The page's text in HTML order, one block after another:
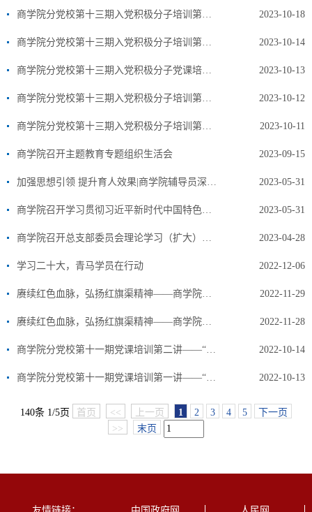
商学院分党校第十三期入党积极分子培训第六讲——国际形势和社会热点问题 2023-10-18
商学院分党校第十三期入党积极分子培训第四讲——守纪律，讲规矩，做新时代优秀大学生 2023-10-14
商学院分党校第十三期入党积极分子党课培训第三讲——中国特色社会主义宗教理论、党的宗教政策和法律法规 2023-10-13
商学院分党校第十三期入党积极分子培训第二讲——坚定理想信念 不忘入党初心 2023-10-12
商学院分党校第十三期入党积极分子培训第一讲——自立自强 人才强国 服务地方经济建设 2023-10-11
商学院召开主题教育专题组织生活会 2023-09-15
加强思想引领 提升育人效果|商学院辅导员深入班级开展“微思政课” 2023-05-31
商学院召开学习贯彻习近平新时代中国特色社会主义思想主题教育会议 2023-05-31
商学院召开总支部委员会理论学习（扩大）会议 2023-04-28
学习二十大，青马学员在行动 2022-12-06
赓续红色血脉，弘扬红旗渠精神——商学院教工党支部召开专题组织生活会 2022-11-29
赓续红色血脉，弘扬红旗渠精神——商学院党总支学生党支部召开专题组织生活会 2022-11-28
商学院分党校第十一期党课培训第二讲——“党的基本知识、入党手续和程序” 2022-10-14
商学院分党校第十一期党课培训第一讲——“牢记初心使命，争做新时代优秀大学生” 2022-10-13
140条 1/5页 首页 << 上一页 1 2 3 4 5
下一页
>>
末页